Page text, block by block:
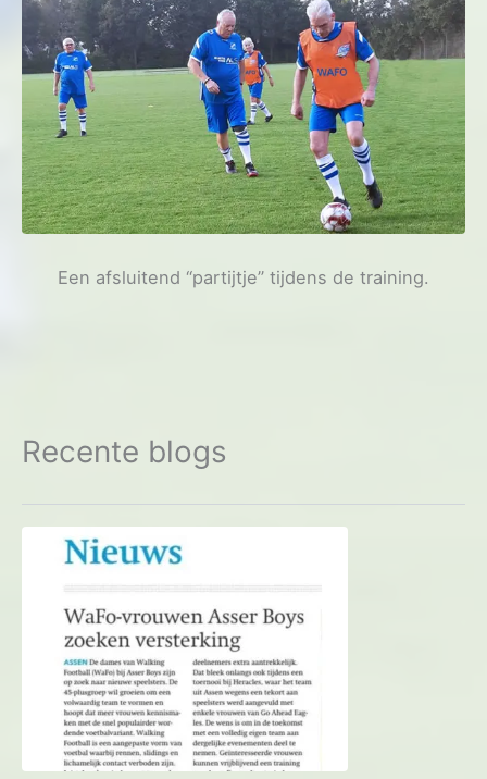
Een afsluitend “partijtje” tijdens de training.
Recente blogs